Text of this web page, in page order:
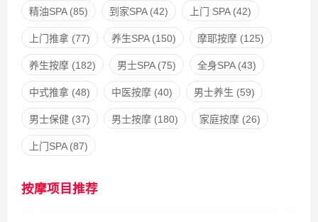
精油SPA(85) 到家SPA(42) 上门 SPA(42)
上门推拿(77) 养生SPA(150) 摩耶按摩(125)
养生按摩(182) 男士SPA(75) 全身SPA(43)
中式推拿(48) 中医按摩(40) 男士养生 (59)
男士保健(37) 男士按摩(180) 家庭按摩(26)
上门SPA(87)
按摩项目推荐